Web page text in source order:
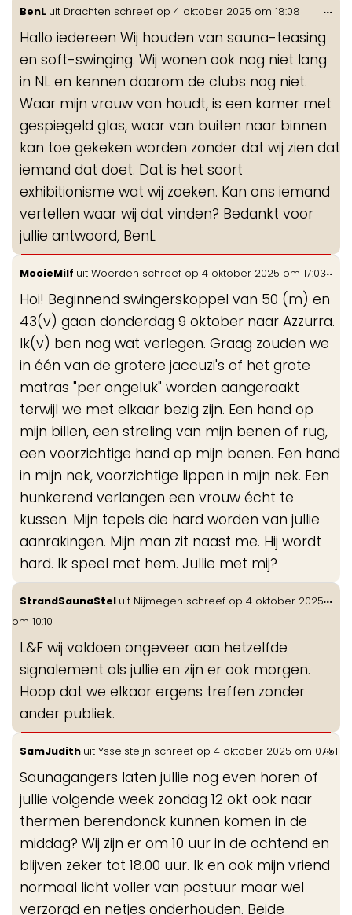
BenL uit Drachten schreef op 4 oktober 2025 om 18:08
Hallo iedereen Wij houden van sauna-teasing
en soft-swinging. Wij wonen ook nog niet lang
in NL en kennen daarom de clubs nog niet.
Waar mijn vrouw van houdt, is een kamer met
gespiegeld glas, waar van buiten naar binnen
kan toe gekeken worden zonder dat wij zien dat
iemand dat doet. Dat is het soort
exhibitionisme wat wij zoeken. Kan ons iemand
vertellen waar wij dat vinden? Bedankt voor
jullie antwoord, BenL
...
MooieMilf uit Woerden schreef op 4 oktober 2025 om 17:03
Hoi! Beginnend swingerskoppel van 50 (m) en
43(v) gaan donderdag 9 oktober naar Azzurra.
Ik(v) ben nog wat verlegen. Graag zouden we
in één van de grotere jaccuzi's of het grote
matras "per ongeluk" worden aangeraakt
terwijl we met elkaar bezig zijn. Een hand op
mijn billen, een streling van mijn benen of rug,
een voorzichtige hand op mijn benen. Een hand
in mijn nek, voorzichtige lippen in mijn nek. Een
hunkerend verlangen een vrouw écht te
kussen. Mijn tepels die hard worden van jullie
aanrakingen. Mijn man zit naast me. Hij wordt
hard. Ik speel met hem. Jullie met mij?
...
StrandSaunaStel uit Nijmegen schreef op 4 oktober 2025
om 10:10
L&F wij voldoen ongeveer aan hetzelfde
signalement als jullie en zijn er ook morgen.
Hoop dat we elkaar ergens treffen zonder
ander publiek.
...
SamJudith uit Ysselsteijn schreef op 4 oktober 2025 om 07:51
Saunagangers laten jullie nog even horen of
jullie volgende week zondag 12 okt ook naar
thermen berendonck kunnen komen in de
middag? Wij zijn er om 10 uur in de ochtend en
blijven zeker tot 18.00 uur. Ik en ook mijn vriend
normaal licht voller van postuur maar wel
verzorgd en netjes onderhouden. Beide
...